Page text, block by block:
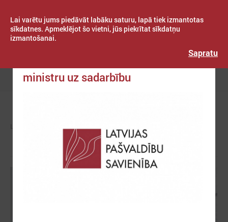
Lai varētu jums piedāvāt labāku saturu, lapā tiek izmantotas
sīkdatnes. Apmeklējot šo vietni, jūs piekrītat sīkdatņu
izmantošanai.
Sapratu
Izvēlne
LPS
ministru uz sadarbību